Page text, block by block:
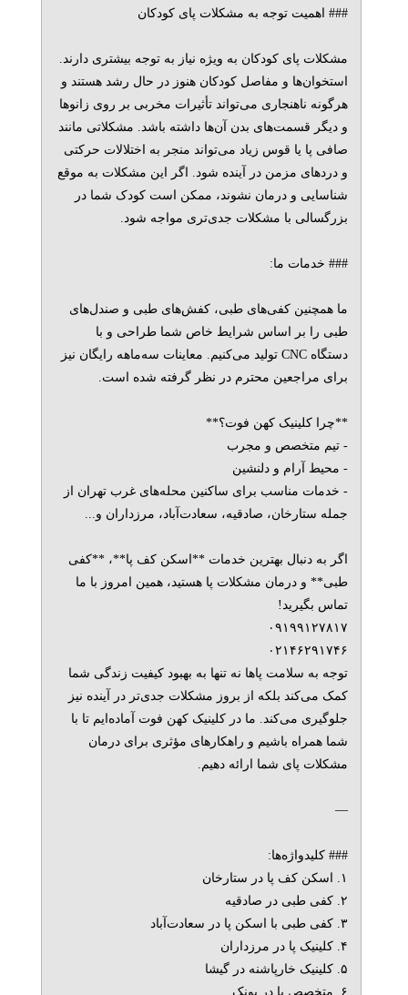
### اهمیت توجه به مشکلات پای کودکان
مشکلات پای کودکان به ویژه نیاز به توجه بیشتری دارند.
استخوان‌ها و مفاصل کودکان هنوز در حال رشد هستند و
هرگونه ناهنجاری می‌تواند تأثیرات مخربی بر روی زانوها
و دیگر قسمت‌های بدن آن‌ها داشته باشد. مشکلاتی مانند
صافی پا یا قوس زیاد می‌تواند منجر به اختلالات حرکتی
و دردهای مزمن در آینده شود. اگر این مشکلات به موقع
شناسایی و درمان نشوند، ممکن است کودک شما در
بزرگسالی با مشکلات جدی‌تری مواجه شود.
### خدمات ما:
ما همچنین کفی‌های طبی، کفش‌های طبی و صندل‌های
طبی را بر اساس شرایط خاص شما طراحی و با
دستگاه CNC تولید می‌کنیم. معاینات سه‌ماهه رایگان نیز
برای مراجعین محترم در نظر گرفته شده است.
**چرا کلینیک کهن فوت؟**
- تیم متخصص و مجرب
- محیط آرام و دلنشین
- خدمات مناسب برای ساکنین محله‌های غرب تهران از
جمله ستارخان، صادقیه، سعادت‌آباد، مرزداران و...
اگر به دنبال بهترین خدمات **اسکن کف پا**، **کفی
طبی** و درمان مشکلات پا هستید، همین امروز با ما
تماس بگیرید!
۰۹۱۹۹۱۲۷۸۱۷
۰۲۱۴۶۲۹۱۷۴۶
توجه به سلامت پاها نه تنها به بهبود کیفیت زندگی شما
کمک می‌کند بلکه از بروز مشکلات جدی‌تر در آینده نیز
جلوگیری می‌کند. ما در کلینیک کهن فوت آماده‌ایم تا با
شما همراه باشیم و راهکارهای مؤثری برای درمان
مشکلات پای شما ارائه دهیم.
—
### کلیدواژه‌ها:
۱. اسکن کف پا در ستارخان
۲. کفی طبی در صادقیه
۳. کفی طبی با اسکن پا در سعادت‌آباد
۴. کلینیک پا در مرزداران
۵. کلینیک خارپاشنه در گیشا
۶. متخصص پا در پونک